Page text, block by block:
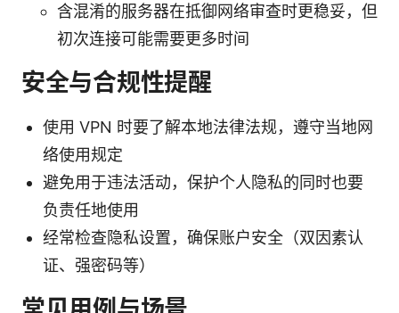
含混淆的服务器在抵御网络审查时更稳妥，但
初次连接可能需要更多时间
安全与合规性提醒
使用 VPN 时要了解本地法律法规，遵守当地网
络使用规定
避免用于违法活动，保护个人隐私的同时也要
负责任地使用
经常检查隐私设置，确保账户安全（双因素认
证、强密码等）